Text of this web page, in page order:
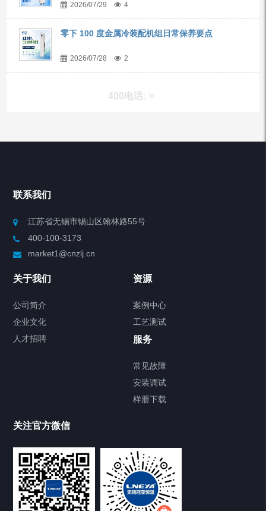
2026/07/29 4
零下 100 度金属冷装配机组日常保养要点
2026/07/28 2
400电话:
制冷加热动态控温系统
Chiller气体控温系统
Chamber试验箱
TCU温度控制单元
VOCs冷凝回收装置
联系我们
江苏省无锡市锡山区翰林路55号
400-100-3173
market1@cnzlj.cn
关于我们
公司简介
企业文化
人才招聘
资源
案例中心
工艺测试
服务
常见故障
安装调试
样册下载
关注官方微信